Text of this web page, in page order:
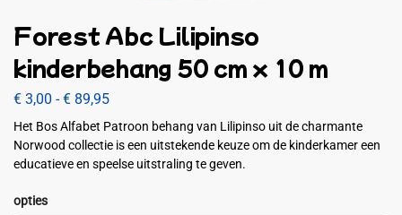
Forest Abc Lilipinso
kinderbehang 50 cm x 10 m
€ 3,00 - € 89,95
Het Bos Alfabet Patroon behang van Lilipinso uit de charmante
Norwood collectie is een uitstekende keuze om de kinderkamer een
educatieve en speelse uitstraling te geven.
opties